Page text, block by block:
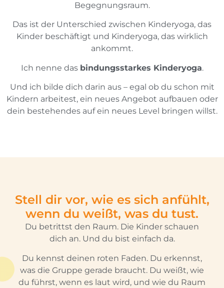
Begegnungsraum.
Das ist der Unterschied zwischen Kinderyoga, das
Kinder beschäftigt und Kinderyoga, das wirklich
ankommt.
Ich nenne das bindungsstarkes Kinderyoga.
Und ich bilde dich darin aus – egal ob du schon mit
Kindern arbeitest, ein neues Angebot aufbauen oder
dein bestehendes auf ein neues Level bringen willst.
Stell dir vor, wie es sich anfühlt,
wenn du weißt, was du tust.
Du betrittst den Raum. Die Kinder schauen
dich an. Und du bist einfach da.
Du kennst deinen roten Faden. Du erkennst,
was die Gruppe gerade braucht. Du weißt, wie
du führst, wenn es laut wird, und wie du Raum